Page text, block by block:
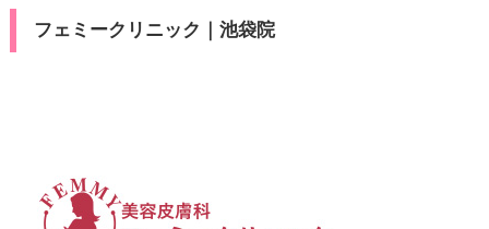
フェミークリニック｜池袋院